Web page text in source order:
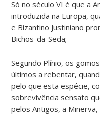
Só no século VI é que a
introduzida na Europa,
e Bizantino Justiniano
Bichos-da-Seda;
Segundo Plínio, os
últimos a rebentar,
pelo que esta espécie,
sobrevivência sensato
pelos Antigos, a